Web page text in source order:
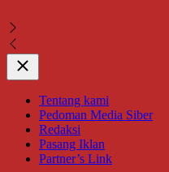
Close
Tentang kami
Pedoman Media Siber
Redaksi
Pasang Iklan
Partner’s Link